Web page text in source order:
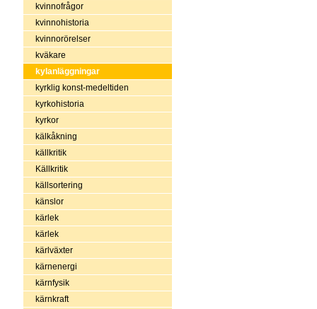
kvinnofrågor
kvinnohistoria
kvinnorörelser
kväkare
kylanläggningar
kyrklig konst-medeltiden
kyrkohistoria
kyrkor
kälkåkning
källkritik
Källkritik
källsortering
känslor
kärlek
kärlek
kärlväxter
kärnenergi
kärnfysik
kärnkraft